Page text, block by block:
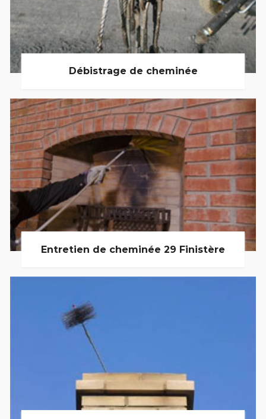
Débistrage de cheminée
Entretien de cheminée 29 Finistère